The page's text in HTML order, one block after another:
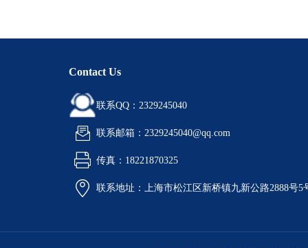
Contact Us
联系QQ：2329245040
联系邮箱：2329245040@qq.com
传真：18221870325
联系地址：上海市松江区新桥镇九新公路2888号5